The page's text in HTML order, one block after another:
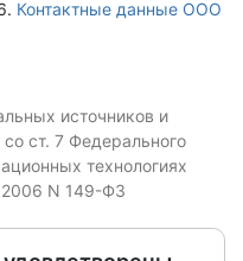
Контактные данные ООО
источников и
со ст. 7 Федерального
технологиях
N 149-ФЗ